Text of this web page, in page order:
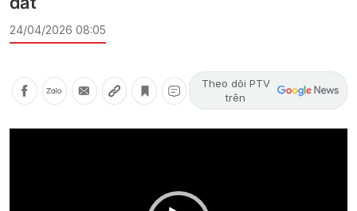
24/04/2026 08:05
Theo dõi PTV
trên